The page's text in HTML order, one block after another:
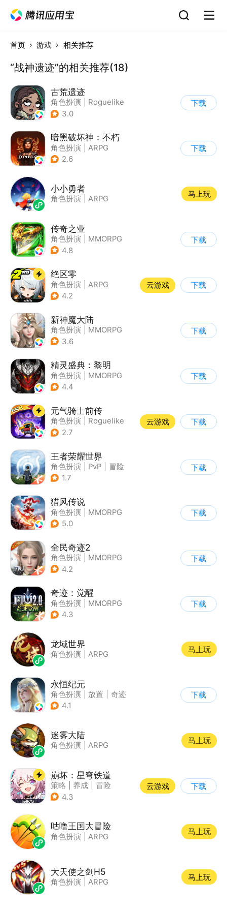
首页 游戏 相关推荐
“战神遗迹”的相关推荐(18)
古荒遗迹
角色扮演
Roguelike
| 地牢
3.0
下载
暗黑破坏神：不朽
角色扮演
ARPG
| 奇幻
2.6
下载
小小勇者
角色扮演 ARPG
马上玩
传奇之业
角色扮演
MMORPG
| 传奇
4.8
下载
绝区零
角色扮演
ARPG
| 冒险
4.2
云游戏 下载
新神魔大陆
角色扮演
MMORPG
| 奇幻
3.6
下载
精灵盛典：黎明
角色扮演
MMORPG
| 千人同屏
4.4
下载
元气骑士前传
角色扮演
Roguelike
| 地牢
2.7
云游戏 下载
王者荣耀世界
角色扮演 PvP
冒险
| 开放世界
1.7
下载
猎风传说
角色扮演
MMORPG
| 奇幻
5.0
下载
全民奇迹2
角色扮演
MMORPG
| 奇幻
4.2
下载
奇迹：觉醒
角色扮演
MMORPG
| 奇迹
4.3
下载
龙域世界
角色扮演 ARPG
马上玩
永恒纪元
角色扮演 放置
奇迹
| 奇迹MU
4.1
下载
迷雾大陆
角色扮演 ARPG
马上玩
崩坏：星穹铁道
策略 养成
冒险
| 崩坏
4.3
云游戏 下载
咕噜王国大冒险
角色扮演 ARPG
马上玩
大天使之剑H5
角色扮演 ARPG
马上玩